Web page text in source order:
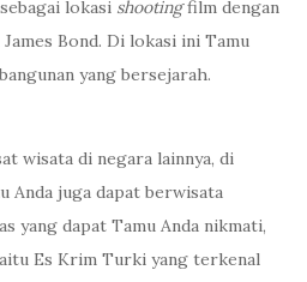
lokasi shootingfilm dengan
Bond. Di lokasi ini Tamu
yang bersejarah.
wisata di negara lainnya, di
Anda juga dapat berwisata
yang dapat Tamu Anda nikmati,
Es Krim Turki yang terkenal